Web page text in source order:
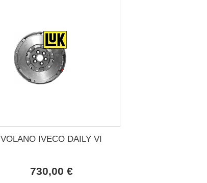
VOLANO IVECO DAILY VI
730,00 €